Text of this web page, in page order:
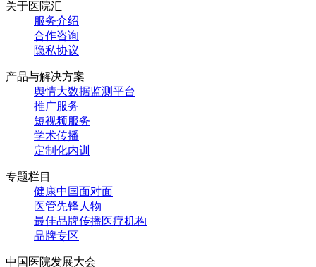
关于医院汇
服务介绍
合作咨询
隐私协议
产品与解决方案
舆情大数据监测平台
推广服务
短视频服务
学术传播
定制化内训
专题栏目
健康中国面对面
医管先锋人物
最佳品牌传播医疗机构
品牌专区
中国医院发展大会